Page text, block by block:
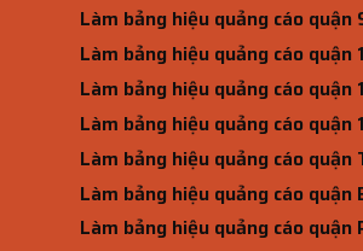
Làm bảng hiệu quảng cáo quận
Làm bảng hiệu quảng cáo quận
Làm bảng hiệu quảng cáo quận
Làm bảng hiệu quảng cáo quận
Làm bảng hiệu quảng cáo quận
Làm bảng hiệu quảng cáo quận
Làm bảng hiệu quảng cáo quận